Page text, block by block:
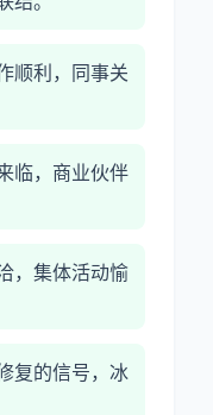
顺利，同事关
临，商业伙伴
，集体活动愉
复的信号，冰